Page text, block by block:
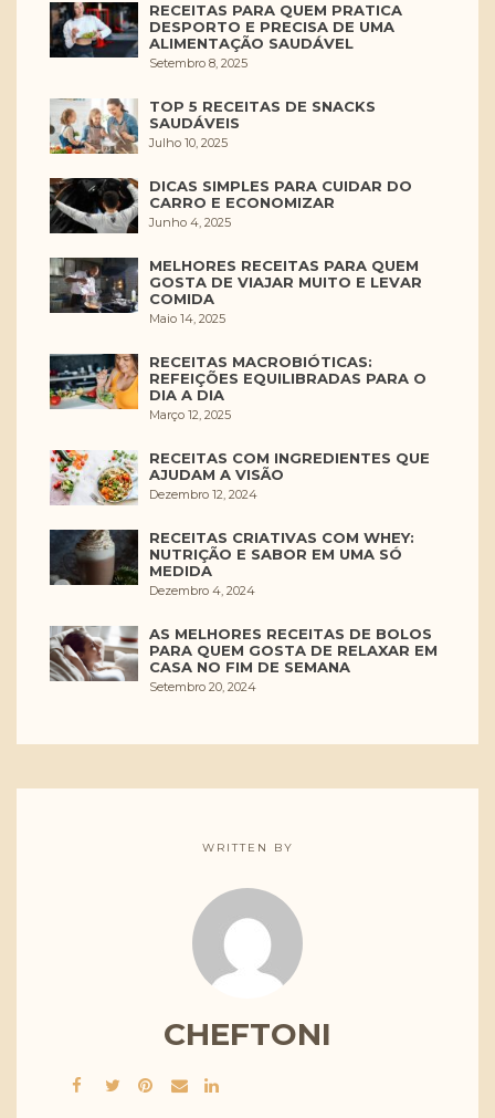
RECEITAS PARA QUEM PRATICA
DESPORTO E PRECISA DE UMA
ALIMENTAÇÃO SAUDÁVEL
Setembro 8, 2025
TOP 5 RECEITAS DE SNACKS
SAUDÁVEIS
Julho 10, 2025
DICAS SIMPLES PARA CUIDAR DO
CARRO E ECONOMIZAR
Junho 4, 2025
MELHORES RECEITAS PARA QUEM
GOSTA DE VIAJAR MUITO E LEVAR
COMIDA
Maio 14, 2025
RECEITAS MACROBIÓTICAS:
REFEIÇÕES EQUILIBRADAS PARA O
DIA A DIA
Março 12, 2025
RECEITAS COM INGREDIENTES QUE
AJUDAM A VISÃO
Dezembro 12, 2024
RECEITAS CRIATIVAS COM WHEY:
NUTRIÇÃO E SABOR EM UMA SÓ
MEDIDA
Dezembro 4, 2024
AS MELHORES RECEITAS DE BOLOS
PARA QUEM GOSTA DE RELAXAR EM
CASA NO FIM DE SEMANA
Setembro 20, 2024
WRITTEN BY
CHEFTONI